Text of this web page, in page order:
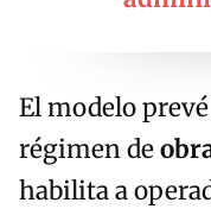
El modelo
régimen de
habilita a